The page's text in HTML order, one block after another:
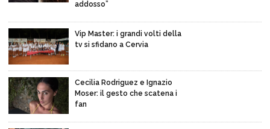
addosso”
Vip Master: i grandi volti della
tv si sfidano a Cervia
Cecilia Rodriguez e Ignazio
Moser: il gesto che scatena i
fan